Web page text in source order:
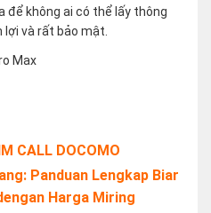
để không ai có thể lấy thông
và rất bảo mật.
CALL DOCOMO
Panduan Lengkap Biar
Harga Miring